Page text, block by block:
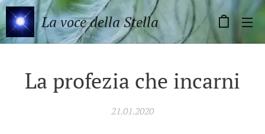
La voce della Stella
La profezia che incarni
21.01.2020